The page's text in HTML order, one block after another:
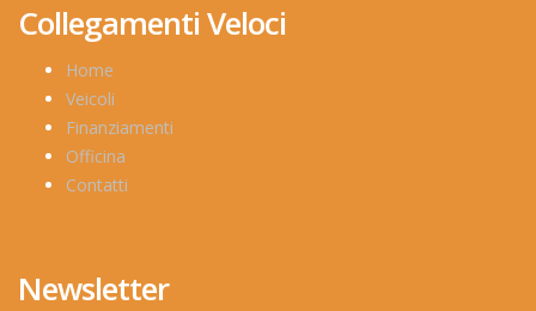
Collegamenti Veloci
Home
Veicoli
Finanziamenti
Officina
Contatti
Newsletter